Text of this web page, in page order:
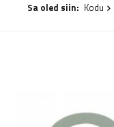
Sa oled siin: Kodu